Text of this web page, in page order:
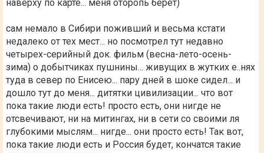
наверху по карте... меня оторопь берет)
сам немало в Сибири поживший и весьма кстати
недалеко от тех мест... но посмотрел тут недавно
четырех-серийный док. фильм (весна-лето-осень-
зима) о добытчиках пушнины... живущих в жутких е..нях
туда в север по Енисею... пару дней в шоке сидел... и
дошло тут до меня... дитятки цивилизации... что вот
пока такие люди есть! просто есть, они нигде не
отсвечивают, ни на митингах, ни в сети со своими ля
глубокими мыслям... нигде... они просто есть! Так вот,
пока такие люди есть и Россия будет, кончатся такие